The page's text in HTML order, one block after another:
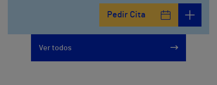
Pedir Cita
Ver todos